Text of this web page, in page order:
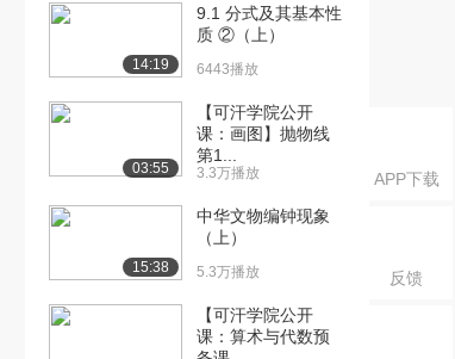
APP下载
反馈
1.8万播放
[18] [上册]1.5 有理数的乘
1.9万播放
[19] [上册]2.1 整式（2）
[20] [上册]2.2 整式的加减
2.4万播放
[21] [上册]3.1 从算式到方
09:07
14:19
9.1 分式及其基本性
质 ②（上）
6443播放
03:55
【可汗学院公开
课：画图】抛物线
第1...
3.3万播放
15:38
中华文物编钟现象
（上）
5.3万播放
【可汗学院公开
课：算术与代数预